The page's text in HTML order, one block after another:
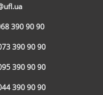
390 90 90
390 90 90
390 90 90
390 90 90